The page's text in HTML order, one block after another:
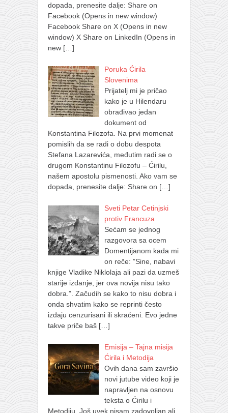
dopada, prenesite dalje: Share on
Facebook (Opens in new window)
Facebook Share on X (Opens in new
window) X Share on LinkedIn (Opens in
new […]
Poruka Ćirila
Slovenima
Prijatelj mi je pričao
kako je u Hilendaru
obrađivao jedan
dokument od
Konstantina Filozofa. Na prvi momenat
pomislih da se radi o dobu despota
Stefana Lazarevića, međutim radi se o
drugom Konstantinu Filozofu – Ćirilu,
našem apostolu pismenosti. Ako vam se
dopada, prenesite dalje: Share on […]
Sveti Petar Cetinjski
protiv Francuza
Sećam se jednog
razgovora sa ocem
Domentijanom kada mi
on reče: ”Sine, nabavi
knjige Vladike Niklolaja ali pazi da uzmeš
starije izdanje, jer ova novija nisu tako
dobra.”. Začudih se kako to nisu dobra i
onda shvatim kako se reprinti često
izdaju cenzurisani ili skraćeni. Evo jedne
takve priče baš […]
Emisija – Tajna misija
Ćirila i Metodija
Ovih dana sam završio
novi jutube video koji je
napravljen na osnovu
teksta o Ćirilu i
Metodiju. Još uvek nisam zadovoljan ali